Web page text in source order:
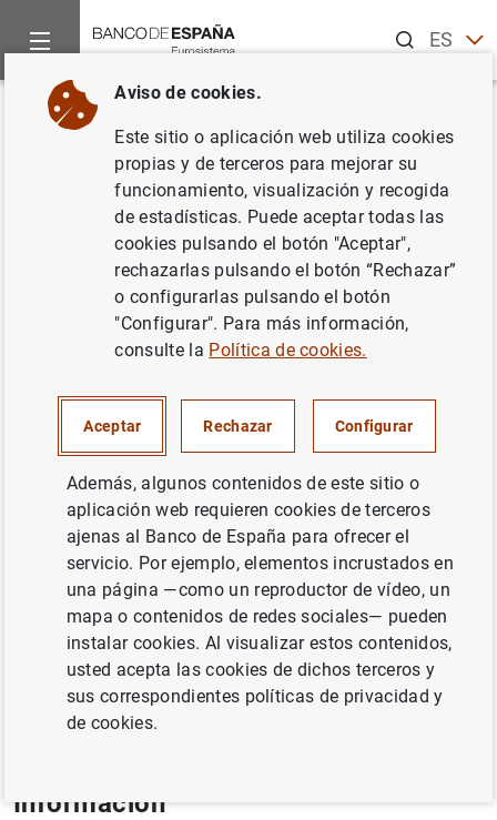
ESEN
Inicio Noticias y eventos
Volver
Soledad Núñez. VII Cursos
Europeos de Verano
Chalet de Izu (Colegio Oficial de Médicos de Navarra)
Av. de la Baja Navarra, 47
Pamplona
La subgobernadora, Soledad Núñez, intervendrá en la
mesa redonda “Cómo conseguir una mayor
competitividad para Europa”, en los VII Cursos Europeos
de Verano.
Información
Información
Aviso de cookies.
Este sitio o aplicación web utiliza cookies
propias y de terceros para mejorar su
funcionamiento, visualización y recogida
de estadísticas. Puede aceptar todas las
cookies pulsando el botón "Aceptar",
rechazarlas pulsando el botón “Rechazar”
o configurarlas pulsando el botón
"Configurar". Para más información,
consulte la Política de cookies.
Aceptar Rechazar Configurar
Además, algunos contenidos de este sitio o
aplicación web requieren cookies de terceros
ajenas al Banco de España para ofrecer el
servicio. Por ejemplo, elementos incrustados en
una página —como un reproductor de vídeo, un
mapa o contenidos de redes sociales— pueden
instalar cookies. Al visualizar estos contenidos,
usted acepta las cookies de dichos terceros y
sus correspondientes políticas de privacidad y
de cookies.